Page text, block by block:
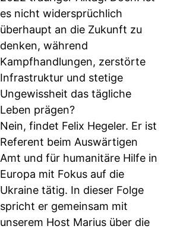
es nicht widersprüchlich
überhaupt an die Zukunft zu
denken, während
Kampfhandlungen, zerstörte
Infrastruktur und stetige
Ungewissheit das tägliche
Leben prägen?
Nein, findet Felix Hegeler. Er ist
Referent beim Auswärtigen
Amt und für humanitäre Hilfe in
Europa mit Fokus auf die
Ukraine tätig. In dieser Folge
spricht er gemeinsam mit
unserem Host Marius über die